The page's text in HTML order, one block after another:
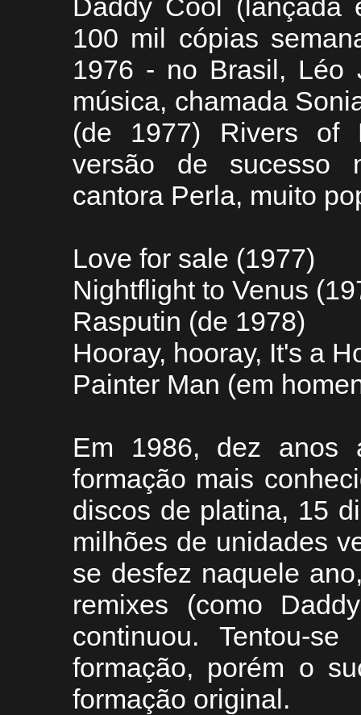
Daddy Cool
100 mil cópias
1976 - no Brasil, Léo
música, chamada
(de 1977) Rivers of
versão de sucesso
cantora Perla, muito
Love for sale (1977)
Nightflight to Venus
Rasputin (de 1978)
Hooray, hooray, It's a
Painter Man (em
Em 1986, dez anos
formação mais
discos de platina, 15
milhões de unidades
se desfez naquele
remixes (como
continuou. Tentou-
formação, porém o
formação original.